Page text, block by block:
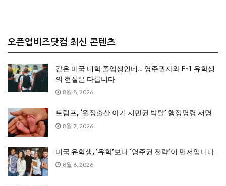
오픈업비즈닷컴 최신 콘텐츠
같은 미국 대학 졸업생인데… 영주권자와 F-1 유학생
의 현실은 다릅니다
8월 8, 2026
트럼프, ‘원정출산 아기 시민권 박탈’ 행정명령 서명
8월 7, 2026
미국 유학생, ‘유학’보다 ‘영주권 전략’이 먼저입니다
8월 6, 2026